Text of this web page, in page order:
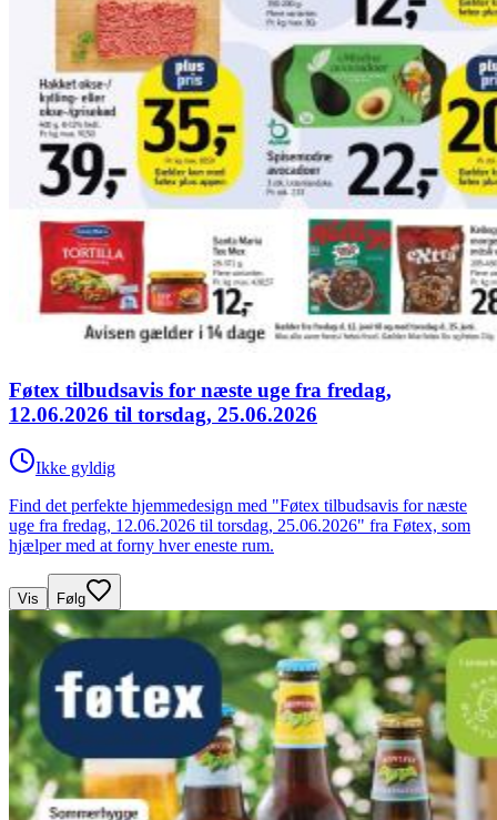
Føtex tilbudsavis for næste uge fra fredag,
12.06.2026 til torsdag, 25.06.2026
Ikke gyldig
Find det perfekte hjemmedesign med "Føtex tilbudsavis for næste
uge fra fredag, 12.06.2026 til torsdag, 25.06.2026" fra Føtex, som
hjælper med at forny hver eneste rum.
Vis Følg